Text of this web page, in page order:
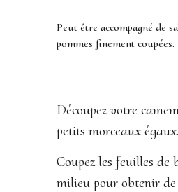
Peut être accompagné de
pommes finement coupées.
Découpez votre
petits morceaux égaux.
Coupez les feuilles de
milieu pour obtenir